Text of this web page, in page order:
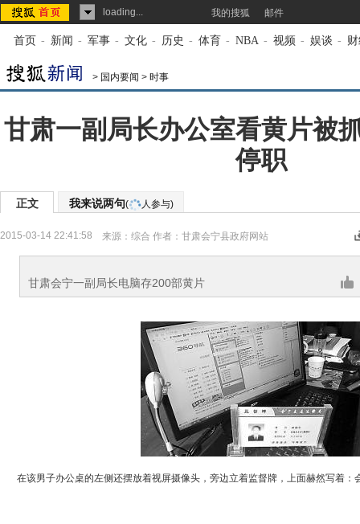
loading... 我的搜狐 邮件
首页 - 新闻 - 军事 - 文化 - 历史 - 体育 - NBA - 视频 - 娱谈 -
> 国内要闻 > 时事
甘肃一副局长办公室看黄片被
停职
正文 我来说两句( 人参与)
2015-03-14 22:41:58 来源： 综合 作者：甘肃会宁县政府网站
甘肃会宁一副局长电脑存200部黄片
在该男子办公桌的左侧还摆放着视屏摄像头，旁边立着监督牌，上面赫然写着：